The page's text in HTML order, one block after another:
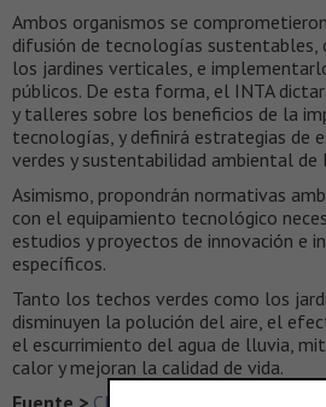
Ambos organismos se
difusión de tecnologías sustentables,
los jardines verticales, e
públicos. De esta forma, el INTA
y talleres sobre los beneficios de la
tecnologías, y definirá estrategias de
verdes y sustentabilidad ambiental de
Asimismo, propondrán normativas
con el equipamiento tecnológico
estudios y proyectos de innovación e
específicos.
Tanto los techos verdes como los
disminuyen la polución del aire, el
el escurrimiento del agua de lluvia,
calor y mejoran la calidad de vida.
Fuente > CEDU